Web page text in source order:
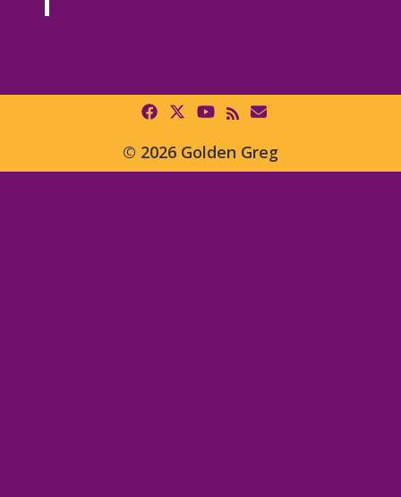
© 2026 Golden Greg